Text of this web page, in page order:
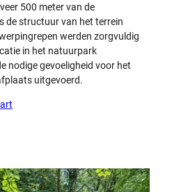
500 meter van de
de structuur van het terrein
werden zorgvuldig
in het natuurpark
nodige gevoeligheid voor het
uitgevoerd.